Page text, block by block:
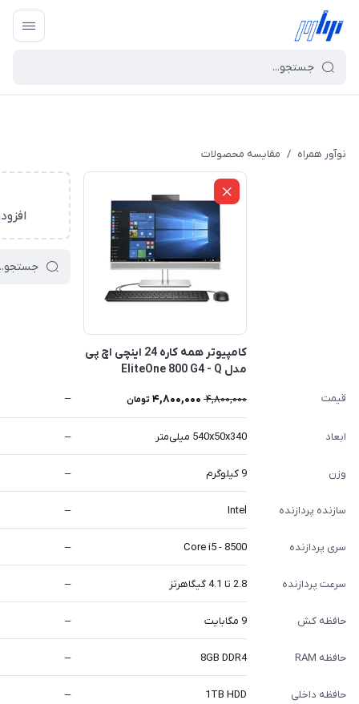
نوآور همراه / مقایسه محصولات
کامپیوتر همه کاره 24 اینچی اچ پی
مدل EliteOne 800 G4 - Q
قیمت 4,800,000
4,800,000 تومان –
ابعاد 540x50x340 میلی‌متر –
وزن 9 کیلوگرم –
سازنده پردازنده Intel
–
سری پردازنده Core i5 - 8500
–
سرعت پردازنده 2.8 تا 4.1 گیگاهرتز –
حافظه کش 9 مگابایت –
حافظه RAM 8GB DDR4
–
حافظه داخلی 1TB HDD
–